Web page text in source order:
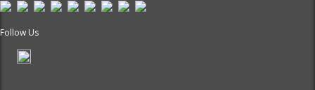
Follow Us